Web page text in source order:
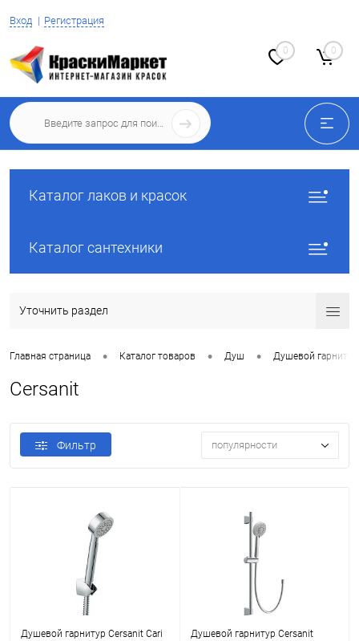
Вход Регистрация
0 0
Каталог лаков и красок
Каталог сантехники
Уточнить раздел
Главная страница • Каталог товаров • Душ • Душевой гарнитур
Cersanit
Фильтр популярности
Душевой гарнитур Cersanit Cari
Душевой гарнитур Cersanit